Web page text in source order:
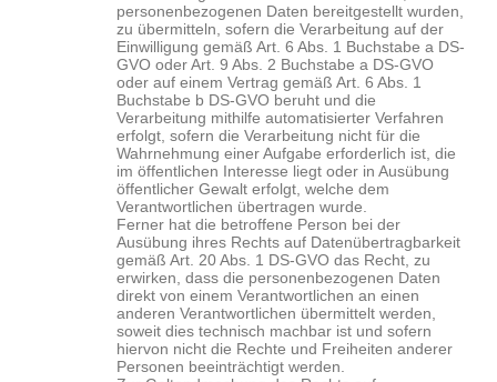
personenbezogenen Daten bereitgestellt wurden,
zu übermitteln, sofern die Verarbeitung auf der
Einwilligung gemäß Art. 6 Abs. 1 Buchstabe a DS-
GVO oder Art. 9 Abs. 2 Buchstabe a DS-GVO
oder auf einem Vertrag gemäß Art. 6 Abs. 1
Buchstabe b DS-GVO beruht und die
Verarbeitung mithilfe automatisierter Verfahren
erfolgt, sofern die Verarbeitung nicht für die
Wahrnehmung einer Aufgabe erforderlich ist, die
im öffentlichen Interesse liegt oder in Ausübung
öffentlicher Gewalt erfolgt, welche dem
Verantwortlichen übertragen wurde.
Ferner hat die betroffene Person bei der
Ausübung ihres Rechts auf Datenübertragbarkeit
gemäß Art. 20 Abs. 1 DS-GVO das Recht, zu
erwirken, dass die personenbezogenen Daten
direkt von einem Verantwortlichen an einen
anderen Verantwortlichen übermittelt werden,
soweit dies technisch machbar ist und sofern
hiervon nicht die Rechte und Freiheiten anderer
Personen beeinträchtigt werden.